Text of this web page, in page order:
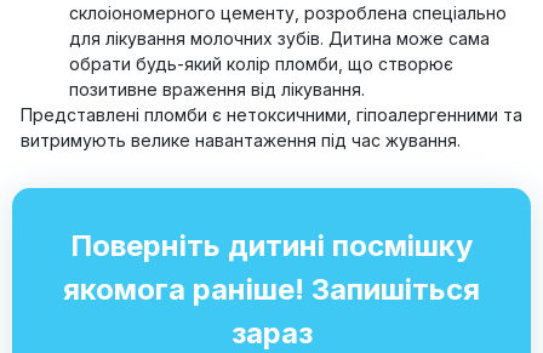
склоіономерного цементу, розроблена спеціально
для лікування молочних зубів. Дитина може сама
обрати будь-який колір пломби, що створює
позитивне враження від лікування.
Представлені пломби є нетоксичними, гіпоалергенними та
витримують велике навантаження під час жування.
Поверніть дитині посмішку
якомога раніше! Запишіться
зараз